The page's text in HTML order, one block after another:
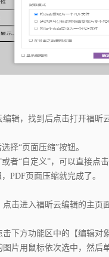
，找到后点击打开福昕
“页面压缩”按钮。
“自定义”，可以直接点
页面压缩就完成了。
进入福昕云编辑的主页
方功能区中的【编辑对
用鼠标依次选中，然后